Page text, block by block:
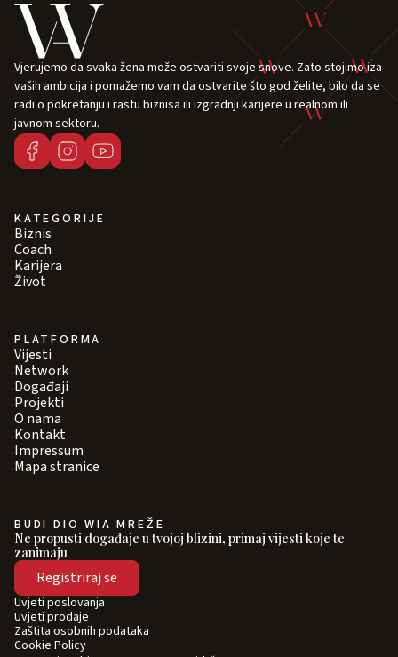
Vjerujemo da svaka žena može ostvariti svoje snove. Zato stojimo iza
vaših ambicija i pomažemo vam da ostvarite što god želite, bilo da se
radi o pokretanju i rastu biznisa ili izgradnji karijere u realnom ili
javnom sektoru.
KATEGORIJE
Biznis
Coach
Karijera
Život
PLATFORMA
Vijesti
Network
Događaji
Projekti
O nama
Kontakt
Impressum
Mapa stranice
BUDI DIO WIA MREŽE
Ne propusti događaje u tvojoj blizini, primaj vijesti koje te
zanimaju
Registriraj se
Uvjeti poslovanja
Uvjeti prodaje
Zaštita osobnih podataka
Cookie Policy